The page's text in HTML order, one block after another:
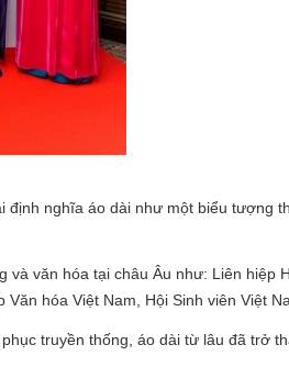
nghĩa áo dài như một biểu tượng
văn hóa tại châu Âu như: Liên hiệp
hóa Việt Nam, Hội Sinh viên Việt
truyền thống, áo dài từ lâu đã trở